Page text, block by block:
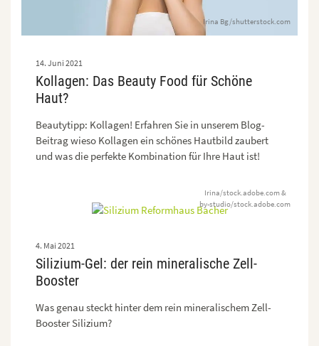
Irina Bg/shutterstock.com
Kollagen: Das Beauty Food für Schöne
Haut?
14. Juni 2021
Beautytipp: Kollagen! Erfahren Sie in unserem Blog-
Beitrag wieso Kollagen ein schönes Hautbild zaubert
und was die perfekte Kombination für Ihre Haut ist!
Irina/stock.adobe.com &
by-studio/stock.adobe.com
Silizium-Gel: der rein mineralische Zell-
Booster
4. Mai 2021
Was genau steckt hinter dem rein mineralischem Zell-
Booster Silizium?